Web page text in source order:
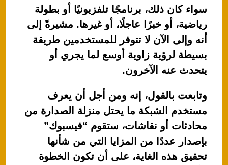
سواء كان ذلك، برنامجًا تلفزيونيًا أو بطولة
رياضية، أو خبرًا عاجلًا، أو غيرها. مشيرةً إلى
أنه وإلى الآن لا تتوفر للمستخدمين طريقة
بسيطة لرؤية زاوية أوسع لما يجري أو
يتحدث عنه الآخرون.
وتابعت بالقول، إنه ومن أجل أن يعرف
مستخدم الشبكة ما يحتل منزلة الصدارة من
محادثات أو نقاشات، ستقوم “فيسبوك”
بإصدار عددًا من المزايا التي من شأنها
تحقيق هذه الغاية، على أن تكون الخطوة